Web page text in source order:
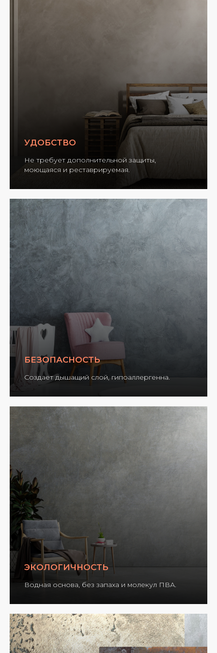
УДОБСТВО
Не требует дополнительной защиты,
моющаяся и реставрируемая.
БЕЗОПАСНОСТЬ
Создает дышащий слой, гипоаллергенна.
ЭКОЛОГИЧНОСТЬ
Водная основа, без запаха и молекул ПВА.